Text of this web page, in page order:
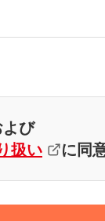
よび
扱い
に同